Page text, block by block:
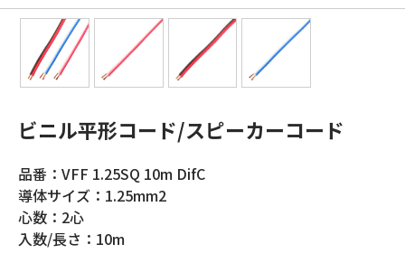
ビニル平形コード/スピーカーコード
品番：VFF 1.25SQ 10m DifC
導体サイズ：1.25mm2
心数：2心
入数/長さ：10m